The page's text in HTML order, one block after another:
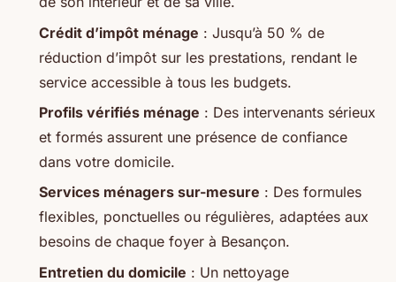
Crédit d’impôt ménage : Jusqu’à 50 % de
réduction d’impôt sur les prestations, rendant le
service accessible à tous les budgets.
Profils vérifiés ménage : Des intervenants sérieux
et formés assurent une présence de confiance
dans votre domicile.
Services ménagers sur-mesure : Des formules
flexibles, ponctuelles ou régulières, adaptées aux
besoins de chaque foyer à Besançon.
Entretien du domicile : Un nettoyage